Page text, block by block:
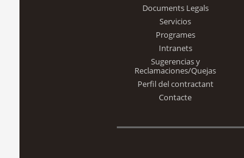
Documents Legals
Servicios
Programes
Intranets
Sugerencias y
Reclamaciones/Quejas
Perfil del contractant
Contacte